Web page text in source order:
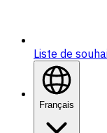
Liste de
Français